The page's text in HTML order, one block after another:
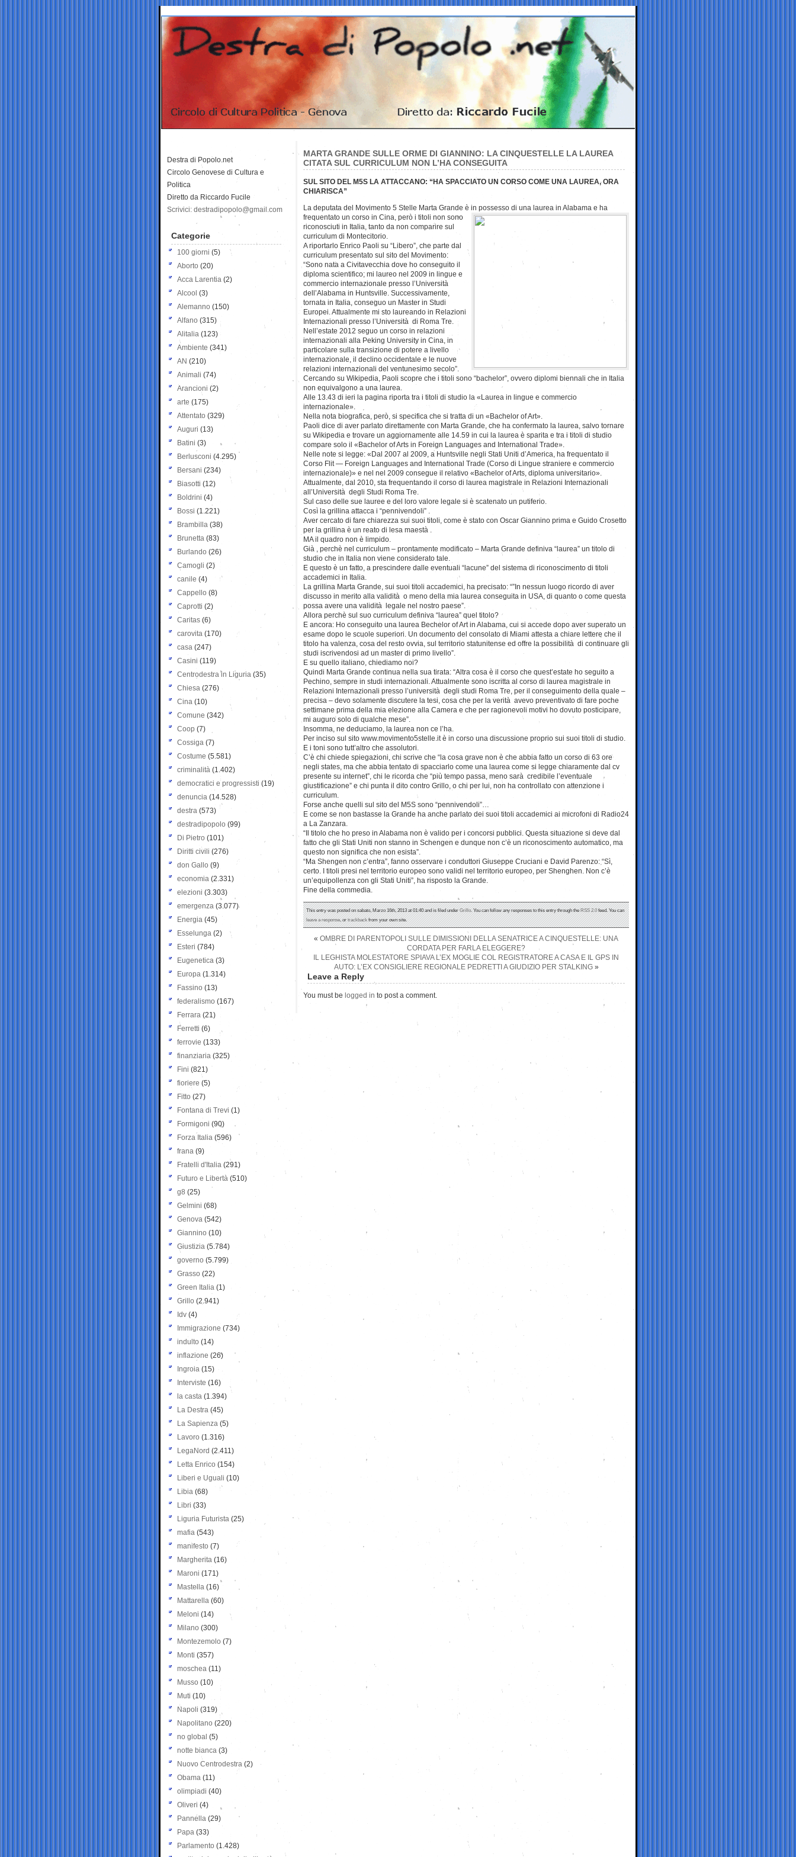
MARTA GRANDE SULLE ORME DI GIANNINO: LA CINQUESTELLE LA LAUREA
CITATA SUL CURRICULUM NON L’HA CONSEGUITA
SUL SITO DEL M5S LA ATTACCANO: “HA SPACCIATO UN CORSO COME UNA LAUREA, ORA
CHIARISCA”
La deputata del Movimento 5 Stelle Marta Grande è in possesso di una laurea in Alabama e ha
frequentato un corso in Cina, però i titoli non sono
riconosciuti in Italia, tanto da non comparire sul
curriculum di Montecitorio.
A riportarlo Enrico Paoli su “Libero”, che parte dal
curriculum presentato sul sito del Movimento:
“Sono nata a Civitavecchia dove ho conseguito il
diploma scientifico; mi laureo nel 2009 in lingue e
commercio internazionale presso l’Università
dell’Alabama in Huntsville. Successivamente,
tornata in Italia, conseguo un Master in Studi
Europei. Attualmente mi sto laureando in Relazioni
Internazionali presso l’Università di Roma Tre.
Nell’estate 2012 seguo un corso in relazioni
internazionali alla Peking University in Cina, in
particolare sulla transizione di potere a livello
internazionale, il declino occidentale e le nuove
relazioni internazionali del ventunesimo secolo”.
Cercando su Wikipedia, Paoli scopre che i titoli sono “bachelor”, ovvero diplomi biennali che in Italia
non equivalgono a una laurea.
Alle 13.43 di ieri la pagina riporta tra i titoli di studio la «Laurea in lingue e commercio
internazionale».
Nella nota biografica, però, si specifica che si tratta di un «Bachelor of Art».
Paoli dice di aver parlato direttamente con Marta Grande, che ha confermato la laurea, salvo tornare
su Wikipedia e trovare un aggiornamente alle 14.59 in cui la laurea è sparita e tra i titoli di studio
compare solo il «Bachelor of Arts in Foreign Languages and International Trade».
Nelle note si legge: «Dal 2007 al 2009, a Huntsville negli Stati Uniti d’America, ha frequentato il
Corso Flit — Foreign Languages and International Trade (Corso di Lingue straniere e commercio
internazionale)» e nel nel 2009 consegue il relativo «Bachelor of Arts, diploma universitario».
Attualmente, dal 2010, sta frequentando il corso di laurea magistrale in Relazioni Internazionali
all’Università degli Studi Roma Tre.
Sul caso delle sue lauree e del loro valore legale si è scatenato un putiferio.
Così la grillina attacca i “pennivendoli” .
Aver cercato di fare chiarezza sui suoi titoli, come è stato con Oscar Giannino prima e Guido Crosetto
per la grillina è un reato di lesa maestà .
MA il quadro non è limpido.
Già , perchè nel curriculum – prontamente modificato – Marta Grande definiva “laurea” un titolo di
studio che in Italia non viene considerato tale.
E questo è un fatto, a prescindere dalle eventuali “lacune” del sistema di riconoscimento di titoli
accademici in Italia.
La grillina Marta Grande, sui suoi titoli accademici, ha precisato: “”In nessun luogo ricordo di aver
discusso in merito alla validità o meno della mia laurea conseguita in USA, di quanto o come questa
possa avere una validità legale nel nostro paese”.
Allora perchè sul suo curriculum definiva “laurea” quel titolo?
E ancora: Ho conseguito una laurea Bechelor of Art in Alabama, cui si accede dopo aver superato un
esame dopo le scuole superiori. Un documento del consolato di Miami attesta a chiare lettere che il
titolo ha valenza, cosa del resto ovvia, sul territorio statunitense ed offre la possibilità di continuare gli
studi iscrivendosi ad un master di primo livello”.
E su quello italiano, chiediamo noi?
Quindi Marta Grande continua nella sua tirata: “Altra cosa è il corso che quest’estate ho seguito a
Pechino, sempre in studi internazionali. Attualmente sono iscritta al corso di laurea magistrale in
Relazioni Internazionali presso l’università degli studi Roma Tre, per il conseguimento della quale –
precisa – devo solamente discutere la tesi, cosa che per la verità avevo preventivato di fare poche
settimane prima della mia elezione alla Camera e che per ragionevoli motivi ho dovuto posticipare,
mi auguro solo di qualche mese”.
Insomma, ne deduciamo, la laurea non ce l’ha.
Per inciso sul sito www.movimento5stelle.it è in corso una discussione proprio sui suoi titoli di studio.
E i toni sono tutt’altro che assolutori.
C’è chi chiede spiegazioni, chi scrive che “la cosa grave non è che abbia fatto un corso di 63 ore
negli states, ma che abbia tentato di spacciarlo come una laurea come si legge chiaramente dal cv
presente su internet”, chi le ricorda che “più tempo passa, meno sarà credibile l’eventuale
giustificazione” e chi punta il dito contro Grillo, o chi per lui, non ha controllato con attenzione i
curriculum.
Forse anche quelli sul sito del M5S sono “pennivendoli”…
E come se non bastasse la Grande ha anche parlato dei suoi titoli accademici ai microfoni di Radio24
a La Zanzara.
“Il titolo che ho preso in Alabama non è valido per i concorsi pubblici. Questa situazione si deve dal
fatto che gli Stati Uniti non stanno in Schengen e dunque non c’è un riconoscimento automatico, ma
questo non significa che non esista”.
“Ma Shengen non c’entra”, fanno osservare i conduttori Giuseppe Cruciani e David Parenzo: “Sì,
certo. I titoli presi nel territorio europeo sono validi nel territorio europeo, per Shenghen. Non c’è
un’equipollenza con gli Stati Uniti”, ha risposto la Grande.
Fine della commedia.
This entry was posted on sabato, Marzo 16th, 2013 at 01:40 and is filed underGrillo. You can follow any responses to this entry through theRSS 2.0feed. You can
leave a response, ortrackbackfrom your own site.
« OMBRE DI PARENTOPOLI SULLE DIMISSIONI DELLA SENATRICE A CINQUESTELLE: UNA
CORDATA PER FARLA ELEGGERE?
IL LEGHISTA MOLESTATORE SPIAVA L’EX MOGLIE COL REGISTRATORE A CASA E IL GPS IN
AUTO: L’EX CONSIGLIERE REGIONALE PEDRETTI A GIUDIZIO PER STALKING»
Leave a Reply
You must be logged in to post a comment.
Destra di Popolo.net
Circolo Genovese di Cultura e
Politica
Diretto da Riccardo Fucile
Scrivici: destradipopolo@gmail.com
Categorie
100 giorni (5)
Aborto (20)
Acca Larentia (2)
Alcool (3)
Alemanno (150)
Alfano (315)
Alitalia (123)
Ambiente (341)
AN (210)
Animali (74)
Arancioni (2)
arte (175)
Attentato (329)
Auguri (13)
Batini (3)
Berlusconi (4.295)
Bersani (234)
Biasotti (12)
Boldrini (4)
Bossi (1.221)
Brambilla (38)
Brunetta (83)
Burlando (26)
Camogli (2)
canile (4)
Cappello (8)
Caprotti (2)
Caritas (6)
carovita (170)
casa (247)
Casini (119)
Centrodestra in Liguria (35)
Chiesa (276)
Cina (10)
Comune (342)
Coop (7)
Cossiga (7)
Costume (5.581)
criminalità (1.402)
democratici e progressisti (19)
denuncia (14.528)
destra (573)
destradipopolo (99)
Di Pietro (101)
Diritti civili (276)
don Gallo (9)
economia (2.331)
elezioni (3.303)
emergenza (3.077)
Energia (45)
Esselunga (2)
Esteri (784)
Eugenetica (3)
Europa (1.314)
Fassino (13)
federalismo (167)
Ferrara (21)
Ferretti (6)
ferrovie (133)
finanziaria (325)
Fini (821)
fioriere (5)
Fitto (27)
Fontana di Trevi (1)
Formigoni (90)
Forza Italia (596)
frana (9)
Fratelli d'Italia (291)
Futuro e Libertà (510)
g8 (25)
Gelmini (68)
Genova (542)
Giannino (10)
Giustizia (5.784)
governo (5.799)
Grasso (22)
Green Italia (1)
Grillo (2.941)
Idv (4)
Immigrazione (734)
indulto (14)
inflazione (26)
Ingroia (15)
Interviste (16)
la casta (1.394)
La Destra (45)
La Sapienza (5)
Lavoro (1.316)
LegaNord (2.411)
Letta Enrico (154)
Liberi e Uguali (10)
Libia (68)
Libri (33)
Liguria Futurista (25)
mafia (543)
manifesto (7)
Margherita (16)
Maroni (171)
Mastella (16)
Mattarella (60)
Meloni (14)
Milano (300)
Montezemolo (7)
Monti (357)
moschea (11)
Musso (10)
Muti (10)
Napoli (319)
Napolitano (220)
no global (5)
notte bianca (3)
Nuovo Centrodestra (2)
Obama (11)
olimpiadi (40)
Oliveri (4)
Pannella (29)
Papa (33)
Parlamento (1.428)